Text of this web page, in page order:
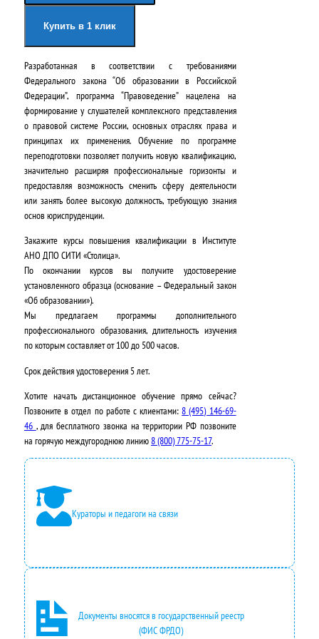
ч
а
л
ь
н
а
я
ц
е
н
а
с
о
а
в
л
я
л
а
3
5
0
0
я
ц
н
а
2
4
2
0
0
,
0
0
Купить в 1 клик
Разработанная в соответствии с требованиями
Федерального закона “Об образовании в Российской
Федерации”, программа “Правоведение” нацелена на
формирование у слушателей комплексного представления
о правовой системе России, основных отраслях права и
принципах их применения. Обучение по программе
переподготовки позволяет получить новую квалификацию,
значительно расширяя профессиональные горизонты и
предоставляя возможность сменить сферу деятельности
или занять более высокую должность, требующую знания
основ юриспруденции.
Закажите курсы повышения квалификации в Институте
АНО ДПО СИТИ «Столица».
По окончании курсов вы получите удостоверение
установленного образца (основание – Федеральный закон
«Об образовании»).
Мы предлагаем программы дополнительного
профессионального образования, длительность изучения
по которым составляет от 100 до 500 часов.
Срок действия удостоверения 5 лет.
Хотите начать дистанционное обучение прямо сейчас?
Позвоните в отдел по работе с клиентами:8 (495) 146-69-
46 , для бесплатного звонка на территории РФ позвоните
на горячую междугороднюю линию8 (800) 775-75-17.
Кураторы и педагоги на связи
Документы вносятся в государственный реестр
(ФИС ФРДО)